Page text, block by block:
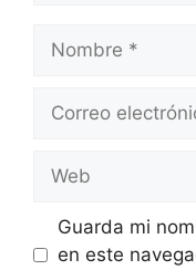
Nombre
Correo
Web
Guarda mi
en este